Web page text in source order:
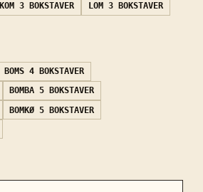
KOM 3 BOKSTAVER LOM 3 BOKSTAVER
BOMS 4 BOKSTAVER
BOMBA 5 BOKSTAVER
BOMKØ 5 BOKSTAVER